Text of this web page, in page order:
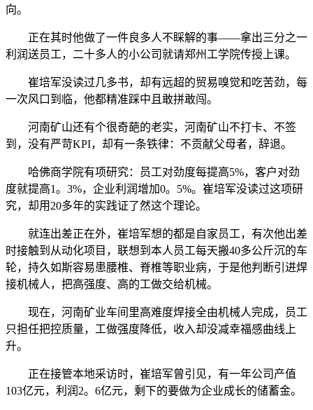
向。
正在其时他做了一件良多人不睬解的事——拿出三分之一
利润送员工，二十多人的小公司就请郑州工学院传授上课。
崔培军没读过几多书，却有远超的贸易嗅觉和吃苦劲，每
一次风口到临，他都精准踩中且敢拼敢闯。
河南矿山还有个很奇葩的老实，河南矿山不打卡、不签
到，没有严苛KPI，却有一条铁律：不贡献父母者，辞退。
哈佛商学院有项研究：员工对劲度每提高5%，客户对劲
度就提高1。3%，企业利润增加0。5%。崔培军没读过这项研
究，却用20多年的实践证了然这个理论。
就连出差正在外，崔培军想的都是自家员工，有次他出差
时接触到从动化项目，联想到本人员工每天搬40多公斤沉的车
轮，持久如斯容易患腰椎、脊椎等职业病，于是他判断引进焊
接机械人，把高强度、高的工做交给机械。
现在，河南矿业车间里高难度焊接全由机械人完成，员工
只担任把控质量，工做强度降低，收入却没减幸福感曲线上
升。
正在接管本地采访时，崔培军曾引见，有一年公司产值
103亿元，利润2。6亿元，剩下的要做为企业成长的储蓄金。